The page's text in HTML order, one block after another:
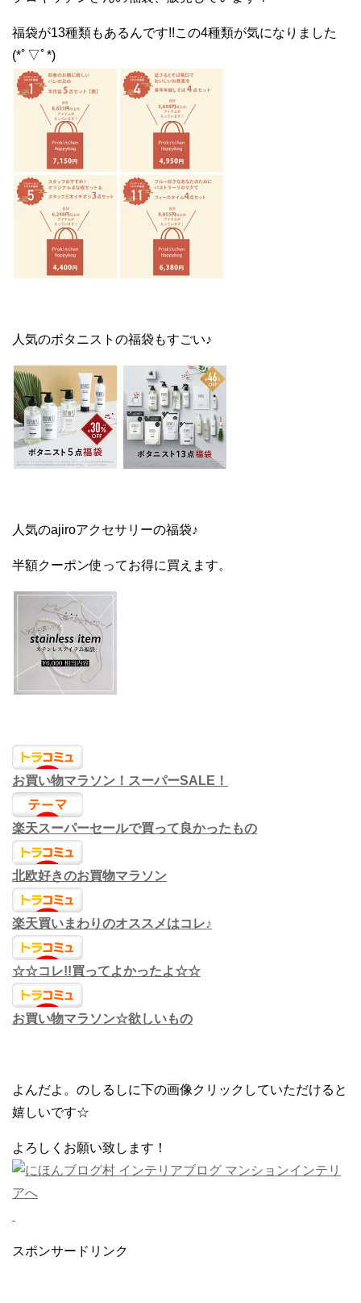
福袋が13種類もあるんです!!この4種類が気になりました
(*ﾟ▽ﾟ*)
人気のボタニストの福袋もすごい♪
人気のajiroアクセサリーの福袋♪
半額クーポン使ってお得に買えます。
お買い物マラソン！スーパーSALE！
楽天スーパーセールで買って良かったもの
北欧好きのお買物マラソン
楽天買いまわりのオススメはコレ♪
☆☆コレ!!買ってよかったよ☆☆
お買い物マラソン☆欲しいもの
よんだよ。のしるしに下の画像クリックしていただけると
嬉しいです☆
よろしくお願い致します！
スポンサードリンク